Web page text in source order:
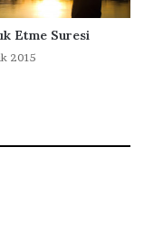
Etme Suresi
2015